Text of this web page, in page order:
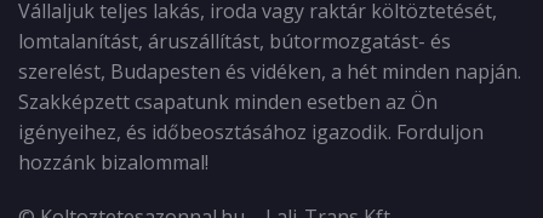
Vállaljuk teljes lakás, iroda vagy raktár költöztetését,
lomtalanítást, áruszállítást, bútormozgatást- és
szerelést, Budapesten és vidéken, a hét minden napján.
Szakképzett csapatunk minden esetben az Ön
igényeihez, és időbeosztásához igazodik. Forduljon
hozzánk bizalommal!